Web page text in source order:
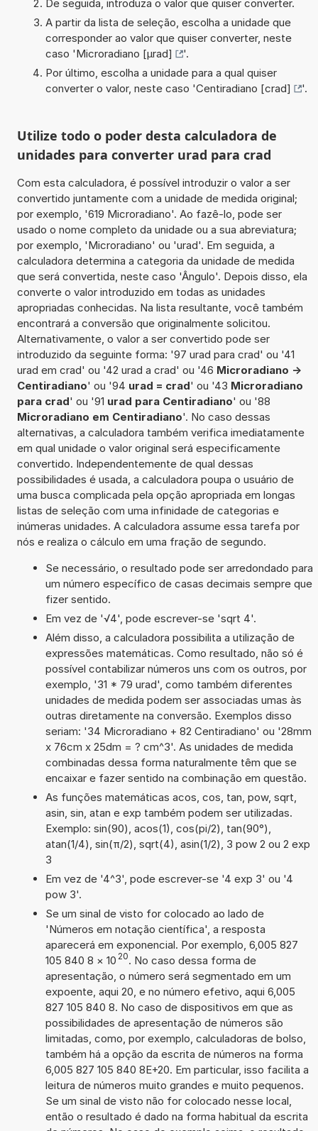
De seguida, introduza o valor que quiser converter.
A partir da lista de seleção, escolha a unidade que
corresponder ao valor que quiser converter, neste
caso 'Microradiano [µrad]
'.
Por último, escolha a unidade para a qual quiser
converter o valor, neste caso 'Centiradiano [crad] '.
Utilize todo o poder desta calculadora de
unidades para converter urad para crad
Com esta calculadora, é possível introduzir o valor a ser
convertido juntamente com a unidade de medida original;
por exemplo, '619 Microradiano'. Ao fazê-lo, pode ser
usado o nome completo da unidade ou a sua abreviatura;
por exemplo, 'Microradiano' ou 'urad'. Em seguida, a
calculadora determina a categoria da unidade de medida
que será convertida, neste caso 'Ângulo'. Depois disso, ela
converte o valor introduzido em todas as unidades
apropriadas conhecidas. Na lista resultante, você também
encontrará a conversão que originalmente solicitou.
Alternativamente, o valor a ser convertido pode ser
introduzido da seguinte forma: '97 urad para crad' ou '41
urad em crad' ou '42 urad a crad' ou '46 Microradiano ->
Centiradiano' ou '94 urad = crad' ou '43 Microradiano
para crad' ou '91 urad para Centiradiano' ou '88
Microradiano em Centiradiano'. No caso dessas
alternativas, a calculadora também verifica imediatamente
em qual unidade o valor original será especificamente
convertido. Independentemente de qual dessas
possibilidades é usada, a calculadora poupa o usuário de
uma busca complicada pela opção apropriada em longas
listas de seleção com uma infinidade de categorias e
inúmeras unidades. A calculadora assume essa tarefa por
nós e realiza o cálculo em uma fração de segundo.
Se necessário, o resultado pode ser arredondado para
um número específico de casas decimais sempre que
fizer sentido.
Em vez de '√4', pode escrever-se 'sqrt 4'.
Além disso, a calculadora possibilita a utilização de
expressões matemáticas. Como resultado, não só é
possível contabilizar números uns com os outros, por
exemplo, '31 * 79 urad', como também diferentes
unidades de medida podem ser associadas umas às
outras diretamente na conversão. Exemplos disso
seriam: '34 Microradiano + 82 Centiradiano' ou '28mm
x 76cm x 25dm = ? cm^3'. As unidades de medida
combinadas dessa forma naturalmente têm que se
encaixar e fazer sentido na combinação em questão.
As funções matemáticas acos, cos, tan, pow, sqrt,
asin, sin, atan e exp também podem ser utilizadas.
Exemplo: sin(90), acos(1), cos(pi/2), tan(90°),
atan(1/4), sin(π/2), sqrt(4), asin(1/2), 3 pow 2 ou 2 exp
3
Em vez de '4^3', pode escrever-se '4 exp 3' ou '4
pow 3'.
Se um sinal de visto for colocado ao lado de
'Números em notação científica', a resposta
aparecerá em exponencial. Por exemplo, 6,005 827
105 840 8 × 10 20. No caso dessa forma de
apresentação, o número será segmentado em um
expoente, aqui 20, e no número efetivo, aqui 6,005
827 105 840 8. No caso de dispositivos em que as
possibilidades de apresentação de números são
limitadas, como, por exemplo, calculadoras de bolso,
também há a opção da escrita de números na forma
6,005 827 105 840 8E+20. Em particular, isso facilita a
leitura de números muito grandes e muito pequenos.
Se um sinal de visto não for colocado nesse local,
então o resultado é dado na forma habitual da escrita